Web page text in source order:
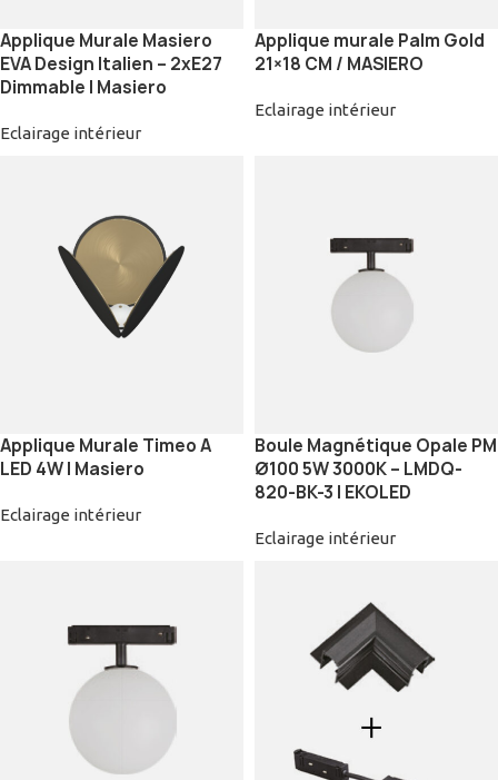
Applique Murale Masiero
EVA Design Italien – 2xE27
Dimmable | Masiero
Eclairage intérieur
Applique murale Palm Gold
21×18 CM / MASIERO
Eclairage intérieur
Applique Murale Timeo A
LED 4W | Masiero
Eclairage intérieur
Boule Magnétique Opale PM
Ø100 5W 3000K – LMDQ-
820-BK-3 | EKOLED
Eclairage intérieur